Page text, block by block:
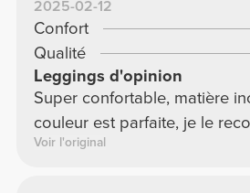
2025-02-12
Confort
Qualité
Leggings d'opinion
Super confortable, matière
couleur est parfaite, je le
Voir l'original